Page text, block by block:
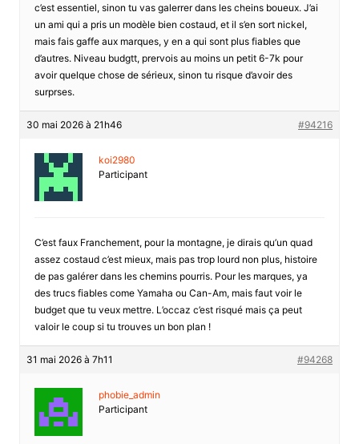
c’est essentiel, sinon tu vas galerrer dans les cheins boueux. J’ai
un ami qui a pris un modèle bien costaud, et il s’en sort nickel,
mais fais gaffe aux marques, y en a qui sont plus fiables que
d’autres. Niveau budgtt, prervois au moins un petit 6-7k pour
avoir quelque chose de sérieux, sinon tu risque d’avoir des
surprses.
30 mai 2026 à 21h46 #94216
koi2980
Participant
C’est faux Franchement, pour la montagne, je dirais qu’un quad
assez costaud c’est mieux, mais pas trop lourd non plus, histoire
de pas galérer dans les chemins pourris. Pour les marques, ya
des trucs fiables come Yamaha ou Can-Am, mais faut voir le
budget que tu veux mettre. L’occaz c’est risqué mais ça peut
valoir le coup si tu trouves un bon plan !
31 mai 2026 à 7h11 #94268
phobie_admin
Participant